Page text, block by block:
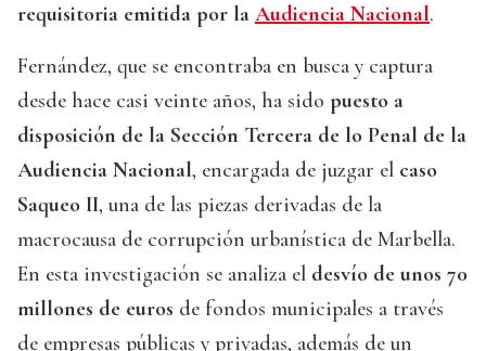
requisitoria emitida por la Audiencia Nacional.
Fernández, que se encontraba en busca y captura
desde hace casi veinte años, ha sido puesto a
disposición de la Sección Tercera de lo Penal de la
Audiencia Nacional, encargada de juzgar el caso
Saqueo II, una de las piezas derivadas de la
macrocausa de corrupción urbanística de Marbella.
En esta investigación se analiza el desvío de unos 70
millones de euros de fondos municipales a través
de empresas públicas y privadas, además de un